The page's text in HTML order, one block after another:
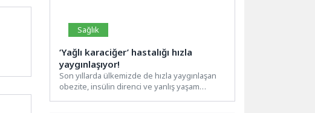
Sağlık
‘Yağlı karaciğer’ hastalığı hızla
yaygınlaşıyor!
Son yıllarda ülkemizde de hızla yaygınlaşan
obezite, insülin direnci ve yanlış yaşam